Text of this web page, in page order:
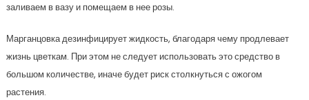
заливаем в вазу и помещаем в нее розы.
Марганцовка дезинфицирует жидкость, благодаря чему продлевает
жизнь цветкам. При этом не следует использовать это средство в
большом количестве, иначе будет риск столкнуться с ожогом
растения.